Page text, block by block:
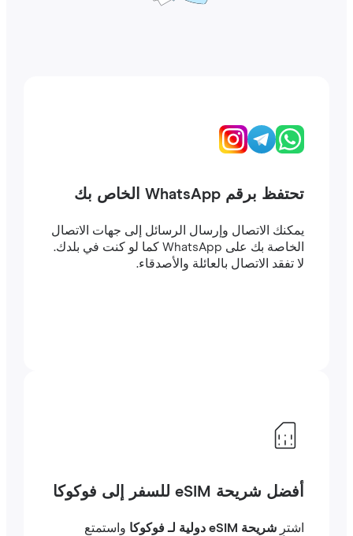
تحتفظ برقم WhatsApp الخاص بك
يمكنك الاتصال وإرسال الرسائل إلى جهات الاتصال
الخاصة بك على WhatsApp كما لو كنت في بلدك.
لا تفقد الاتصال بالعائلة والأصدقاء.
أفضل شريحة eSIM للسفر إلى فوكوكا
شريحة eSIM دولية لـ فوكوكا
واستمتع